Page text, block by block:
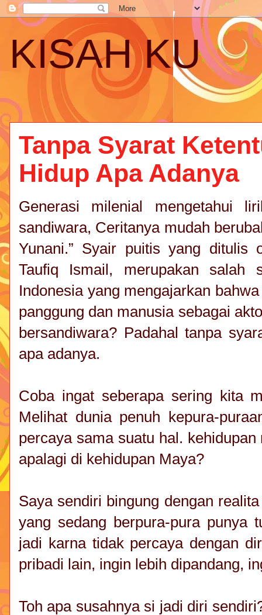
KISAH KU
Tanpa Syarat
Hidup Apa Adanya
Generasi milenial mengetahui
sandiwara, Ceritanya mudah
Yunani.” Syair puitis yang ditulis
Taufiq Ismail, merupakan
Indonesia yang mengajarkan
panggung dan manusia sebagai
bersandiwara? Padahal tanpa
apa adanya.
Coba ingat seberapa sering kita
Melihat dunia penuh kepura-
percaya sama suatu hal.
apalagi di kehidupan Maya?
Saya sendiri bingung dengan
yang sedang berpura-pura punya
jadi karna tidak percaya dengan
pribadi lain, ingin lebih dipandang,
Toh apa susahnya si jadi diri